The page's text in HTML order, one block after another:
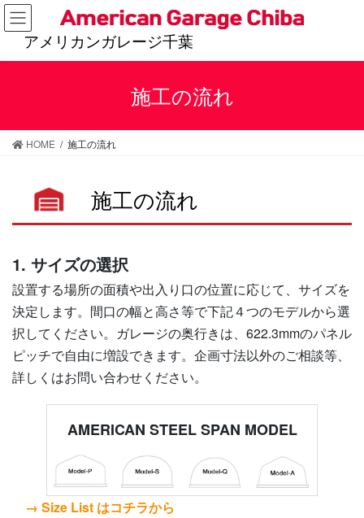
アメリカンガレージ千葉
施工の流れ
HOME 施工の流れ
施工の流れ
1. サイズの選択
設置する場所の面積や出入り口の位置に応じて、サイズを
決定します。間口の幅と高さ等で下記４つのモデルから選
択してください。ガレージの奥行きは、622.3mmのパネル
ピッチで自由に増設できます。企画寸法以外のご相談等、
詳しくはお問い合わせください。
AMERICAN STEEL SPAN MODEL
→ Size List はコチラから